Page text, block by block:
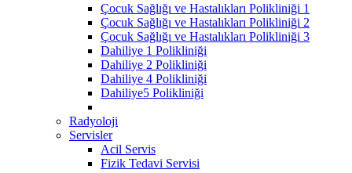
Çocuk Sağlığı ve Hastalıkları Polikliniği 1
Çocuk Sağlığı ve Hastalıkları Polikliniği 2
Çocuk Sağlığı ve Hastalıkları Polikliniği 3
Dahiliye 1 Polikliniği
Dahiliye 2 Polikliniği
Dahiliye 4 Polikliniği
Dahiliye5 Polikliniği
Radyoloji
Servisler
Acil Servis
Fizik Tedavi Servisi